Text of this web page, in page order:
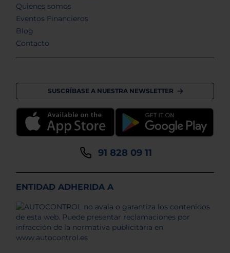
Quienes somos
Eventos Financieros
Blog
Contacto
SUSCRÍBASE A NUESTRA NEWSLETTER
91 828 09 11
ENTIDAD ADHERIDA A